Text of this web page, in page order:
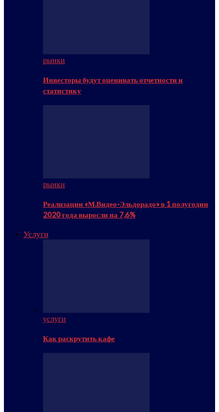
рынки
Инвесторы будут оценивать отчетности и
статистику
рынки
Реализации «М.Видео-Эльдорадо» в 1 полугодии
2020 года выросли на 7,6%
Услуги
услуги
Как раскрутить кафе